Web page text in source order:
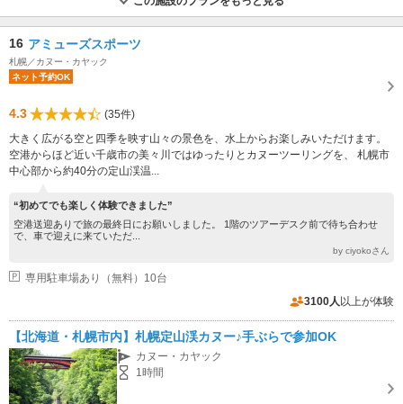
16 アミューズスポーツ
札幌／カヌー・カヤック
ネット予約OK
4.3
(35件)
大きく広がる空と四季を映す山々の景色を、水上からお楽しみいただけます。
空港からほど近い千歳市の美々川ではゆったりとカヌーツーリングを、 札幌市
中心部から約40分の定山渓温...
“初めてでも楽しく体験できました”
空港送迎ありで旅の最終日にお願いしました。 1階のツアーデスク前で待ち合わせ
で、車で迎えに来ていただ...
by ciyokoさん
専用駐車場あり（無料）10台
3100人 以上が体験
【北海道・札幌市内】札幌定山渓カヌー♪手ぶらで参加OK
カヌー・カヤック
1時間